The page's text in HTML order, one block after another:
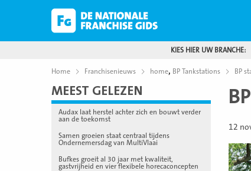
KIES HIER UW BRANCHE:
Home Franchisenieuws home, BP Tankstations BP
MEEST GELEZEN
Audax laat herstel achter zich en bouwt verder
aan de toekomst
Samen groeien staat centraal tijdens
Ondernemersdag van MultiVlaai
Bufkes groeit al 30 jaar met kwaliteit,
gastvrijheid en vier flexibele horecaconcepten
12